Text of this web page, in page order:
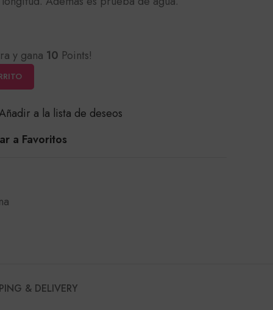
y gana 10 Points!
a la lista de deseos
a Favoritos
& DELIVERY